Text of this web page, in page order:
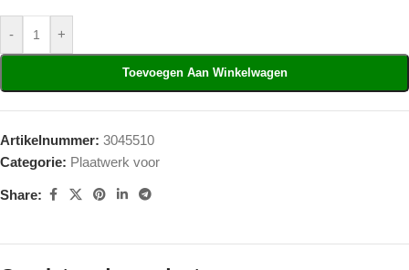
- +
Toevoegen Aan Winkelwagen
Artikelnummer: 3045510
Categorie: Plaatwerk voor
Share: